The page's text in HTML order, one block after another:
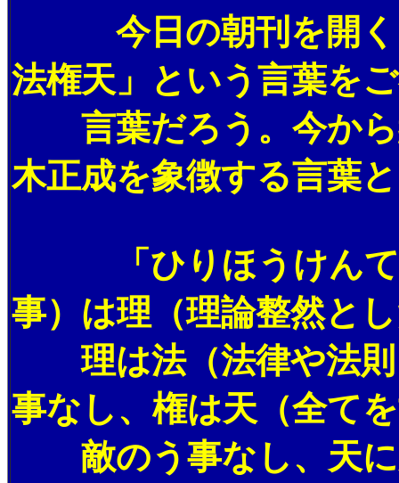
今日の朝刊を開くと
法権天」という言葉を
言葉だろう。今から
木正成を象徴する言葉
「ひりほうけんてん
事）は理（理論整然と
理は法（法律や法則
事なし、権は天（全て
敵のう事なし、天に